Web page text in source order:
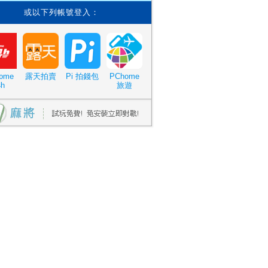
或以下列帳號登入：
露天拍賣 Pi 拍錢包
PChome
旅遊